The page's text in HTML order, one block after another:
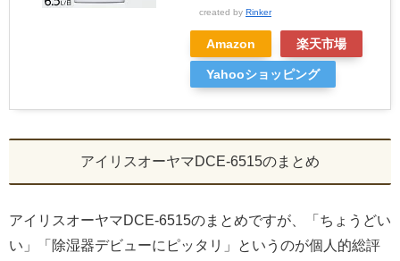
created by Rinker
Amazon 楽天市場
Yahooショッピング
アイリスオーヤマDCE-6515のまとめ
アイリスオーヤマDCE-6515のまとめですが、「ちょうどい
い」「除湿器デビューにピッタリ」というのが個人的総評